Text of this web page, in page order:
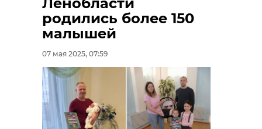
родились более 150
малышей
07 мая 2025, 07:59